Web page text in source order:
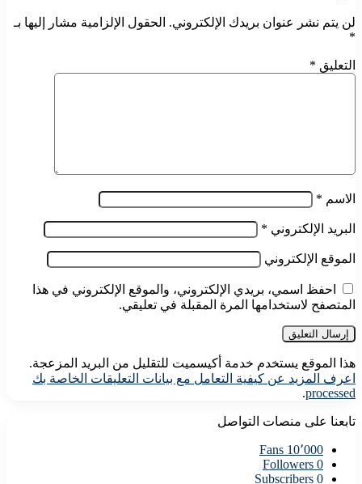
لن يتم نشر عنوان بريدك الإلكتروني. الحقول الإلزامية مشار إليها بـ
*
التعليق *
الاسم *
البريد الإلكتروني *
الموقع الإلكتروني
احفظ اسمي، بريدي الإلكتروني، والموقع الإلكتروني في هذا
المتصفح لاستخدامها المرة المقبلة في تعليقي.
هذا الموقع يستخدم خدمة أكيسميت للتقليل من البريد المزعجة.
اعرف المزيد عن كيفية التعامل مع بيانات التعليقات الخاصة بك
processed
.
تابعنا على منصات التواصل
10٬000 Fans
0
Followers
0
Subscribers